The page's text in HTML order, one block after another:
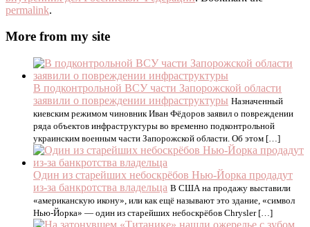
permalink.
More from my site
В подконтрольной ВСУ части Запорожской области
заявили о повреждении инфраструктуры Назначенный
киевским режимом чиновник Иван Фёдоров заявил о повреждении
ряда объектов инфраструктуры во временно подконтрольной
украинским военным части Запорожской области. Об этом […]
Один из старейших небоскрёбов Нью-Йорка продадут
из-за банкротства владельца В США на продажу выставили
«американскую икону», или как ещё называют это здание, «символ
Нью-Йорка» — один из старейших небоскрёбов Chrysler […]